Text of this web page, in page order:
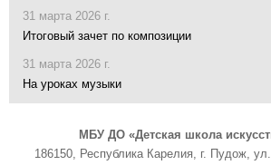
31 марта 2026 г.
Итоговый зачет по композиции
31 марта 2026 г.
На уроках музыки
МБУ ДО «Детская школа
186150, Республика Карелия, г. Пудож,